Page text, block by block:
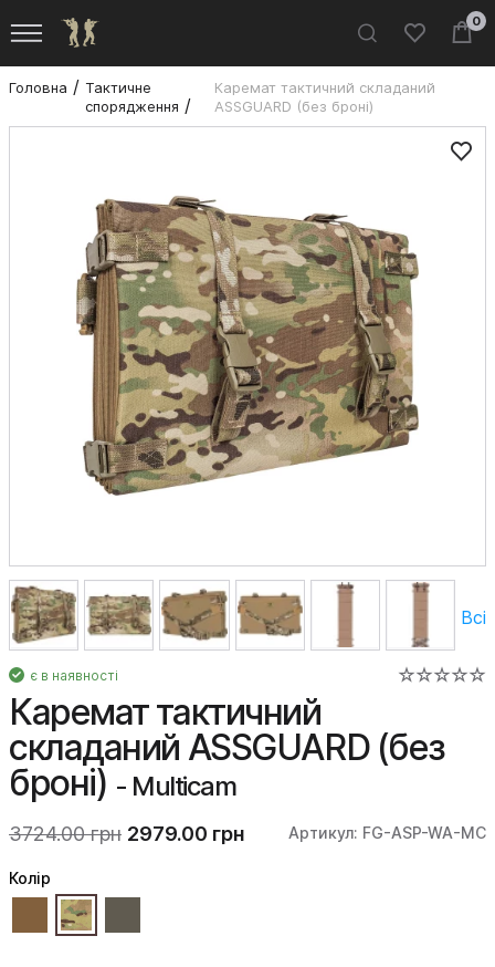
0
Головна
Тактичне
спорядження
Каремат тактичний складаний
ASSGUARD (без броні)
Всі
є в наявності
Каремат тактичний
складаний ASSGUARD (без
броні) - Multicam
3724.00 грн 2979.00 грн Артикул: FG-ASP-WA-MC
Колiр